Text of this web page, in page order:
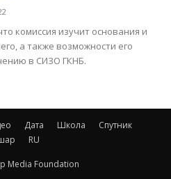
комиссия изучит основания и
а также возможности его
в СИЗО ГКНБ.
Дата Школа
Спутник
RU
Media Foundation